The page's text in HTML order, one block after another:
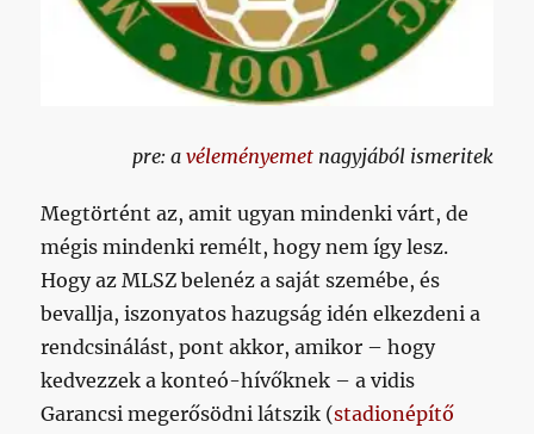
pre: a véleményemetnagyjából ismeritek
Megtörtént az, amit ugyan mindenki várt, de
mégis mindenki remélt, hogy nem így lesz.
Hogy az MLSZ belenéz a saját szemébe, és
bevallja, iszonyatos hazugság idén elkezdeni a
rendcsinálást, pont akkor, amikor – hogy
kedvezzek a konteó-hívőknek – a vidis
Garancsi megerősödni látszik (stadionépítő